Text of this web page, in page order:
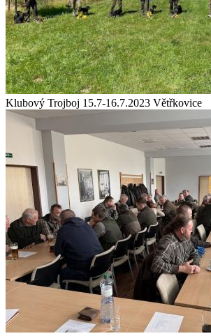
Klubový Trojboj 15.7-16.7.2023 Větřkovice